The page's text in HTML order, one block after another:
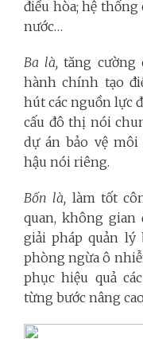
điều hòa; hệ
nước…
Ba là, tăng cường
hành chính tạo
hút các nguồn lực
cấu đô thị nói
dự án bảo vệ
hậu nói riêng.
Bốn là, làm tốt
quan, không
giải pháp quản lý
phòng ngừa ô
phục hiệu quả
từng bước nâng